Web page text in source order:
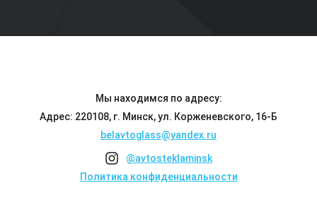
Мы находимся по адресу:
Адрес: 220108, г. Минск, ул. Корженевского, 16-Б
belavtoglass@yandex.ru
@avtosteklaminsk
Политика конфиденциальности